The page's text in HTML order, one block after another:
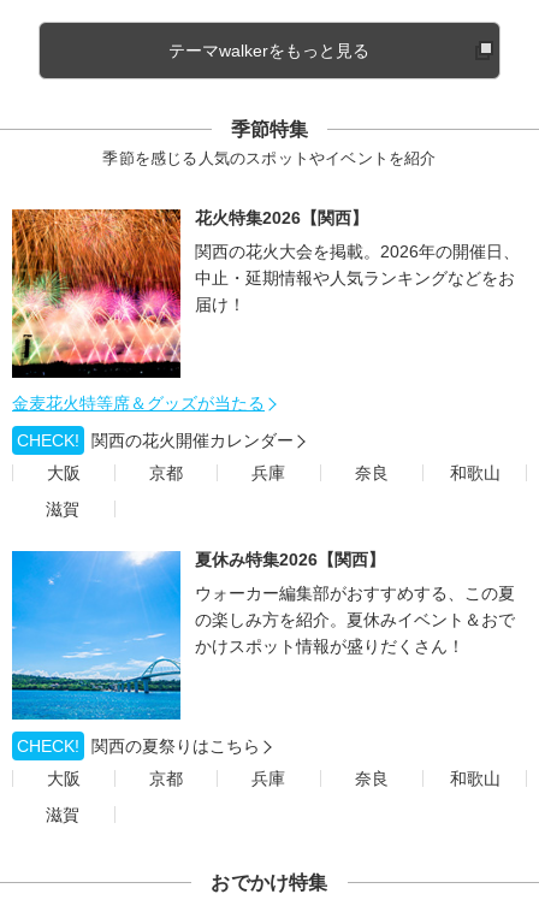
テーマwalkerをもっと見る
季節特集
季節を感じる人気のスポットやイベントを紹介
花火特集2026【関西】
関西の花火大会を掲載。2026年の開催日、
中止・延期情報や人気ランキングなどをお
届け！
金麦花火特等席＆グッズが当たる
CHECK!
関西の花火開催カレンダー
大阪
京都 兵庫 奈良
和歌山
滋賀
夏休み特集2026【関西】
ウォーカー編集部がおすすめする、この夏
の楽しみ方を紹介。夏休みイベント＆おで
かけスポット情報が盛りだくさん！
CHECK!
関西の夏祭りはこちら
大阪
京都 兵庫 奈良
和歌山
滋賀
おでかけ特集